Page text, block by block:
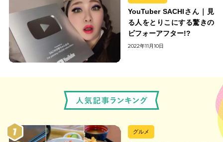
YouTuber SACHIさん｜見
る人をとりこにする驚きの
ビフォーアフター!?
2022年11月10日
グルメ